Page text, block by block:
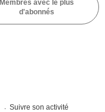
Membres avec le plus
d'abonnés
Suivre son activité